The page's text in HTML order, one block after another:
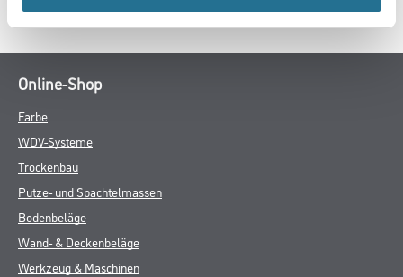
Online-Shop
Farbe
WDV-Systeme
Trockenbau
Putze- und Spachtelmassen
Bodenbeläge
Wand- & Deckenbeläge
Werkzeug & Maschinen